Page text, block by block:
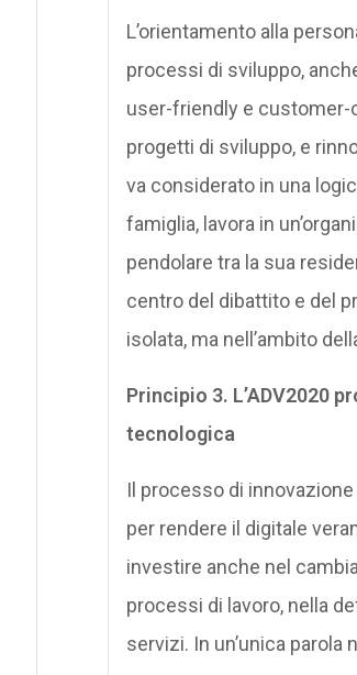
L’orientamento alla
processi di sviluppo,
user-friendly e customer-
progetti di sviluppo, e
va considerato in una
famiglia, lavora in
pendolare tra la sua
centro del dibattito e del
isolata, ma nell’ambito
Principio 3. L’ADV2020
tecnologica
Il processo di
per rendere il digitale
investire anche nel
processi di lavoro, nella
servizi. In un’unica